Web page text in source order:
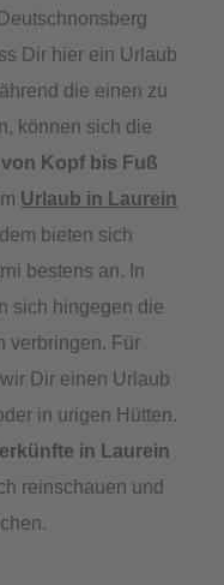
Dir hier ein Urlaub
die einen zu
können sich die
von Kopf bis Fuß
Urlaub in Laurein
bieten sich
bestens an. In
sich hingegen die
verbringen. Für
Dir einen Urlaub
in urigen Hütten.
in Laurein
reinschauen und